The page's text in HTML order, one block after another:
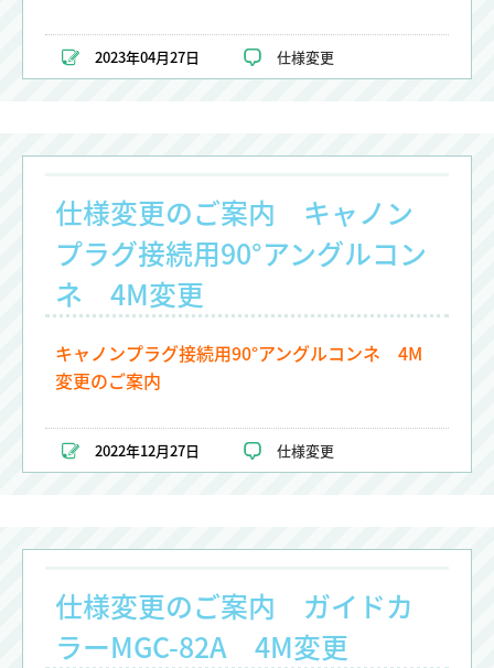
2023年04月27日 仕様変更
仕様変更のご案内 キャノン
プラグ接続用90°アングルコン
ネ 4M変更
キャノンプラグ接続用90°アングルコンネ 4M
変更のご案内
2022年12月27日 仕様変更
仕様変更のご案内 ガイドカ
ラーMGC-82A 4M変更